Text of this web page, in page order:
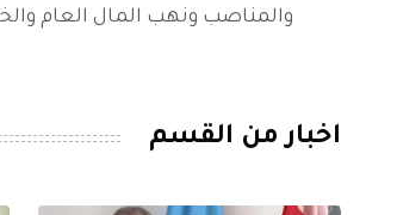
والمناصب ونهب المال العام
اخبار من القسم